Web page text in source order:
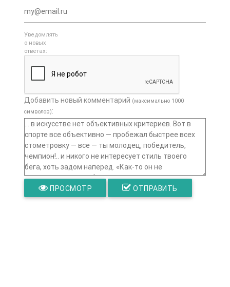
Уведомлять
о новых
ответах:
Добавить новый комментарий (максимально 1000
символов):
ПРОСМОТР ОТПРАВИТЬ